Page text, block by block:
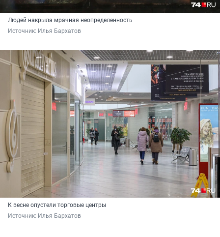
Людей накрыла мрачная неопределенность
Источник: Илья Бархатов
К весне опустели торговые центры
Источник: Илья Бархатов